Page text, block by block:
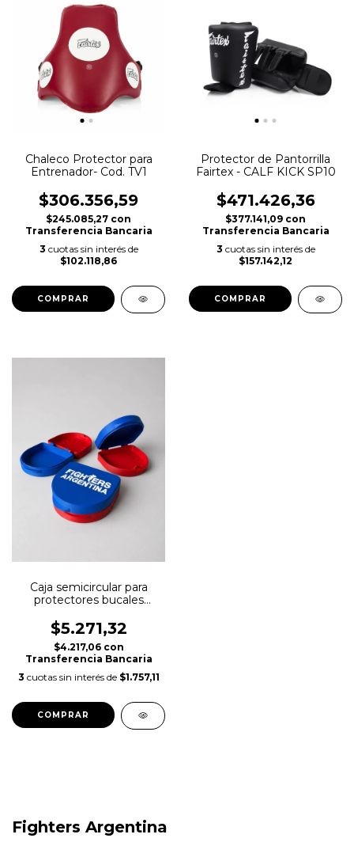
Chaleco Protector para
Entrenador- Cod. TV1
$306.356,59
$245.085,27 con
Transferencia Bancaria
3 cuotas sin interés de
$102.118,86
COMPRAR
Protector de Pantorrilla
Fairtex - CALF KICK SP10
$471.426,36
$377.141,09 con
Transferencia Bancaria
3 cuotas sin interés de
$157.142,12
COMPRAR
Caja semicircular para
protectores bucales
$5.271,32
$4.217,06 con
Transferencia Bancaria
3 cuotas sin interés de $1.757,11
COMPRAR
Fighters Argentina